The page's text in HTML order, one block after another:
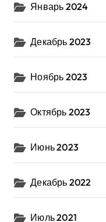
Январь 2024
Декабрь 2023
Ноябрь 2023
Октябрь 2023
Июнь 2023
Декабрь 2022
Июль 2021